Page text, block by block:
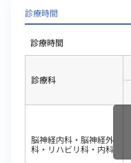
診療時間
診療時間
診療科
脳神経内科・脳神経外
科・リハビリ科・内科